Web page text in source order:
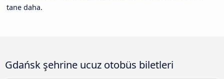
tane daha.
Gdańsk şehrine ucuz otobüs biletleri